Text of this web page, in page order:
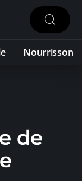
Nourrisson
de